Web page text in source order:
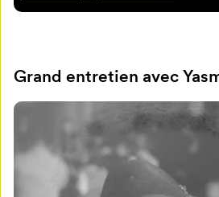
Grand entretien avec